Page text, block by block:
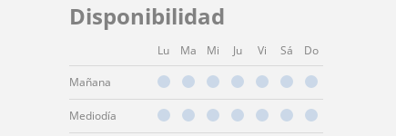
Disponibilidad
Lu Ma Mi Ju Vi Sá Do
Mañana
Mediodía